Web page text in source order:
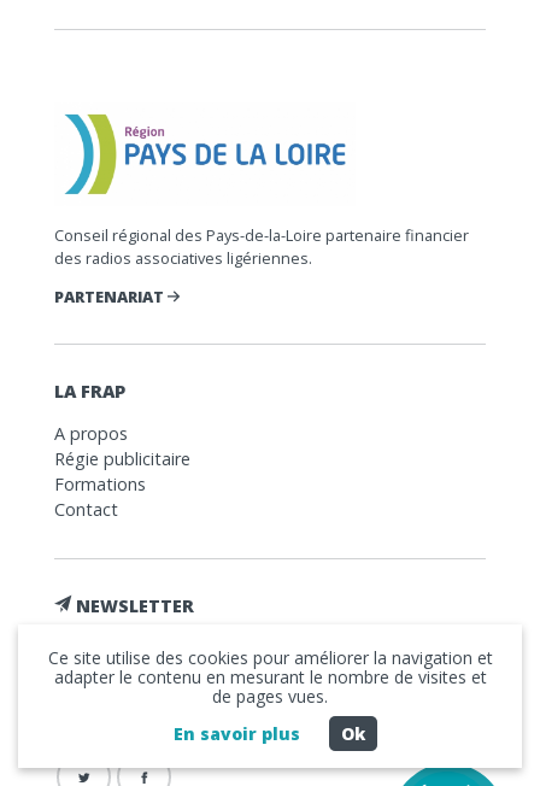
Conseil régional des Pays-de-la-Loire partenaire financier
des radios associatives ligériennes.
PARTENARIAT
LA FRAP
A propos
Régie publicitaire
Formations
Contact
NEWSLETTER
J'ai lu et j'accepte les termes et conditions de la
de confidentialité
Ce site utilise des cookies pour améliorer la navigation et
adapter le contenu en mesurant le nombre de visites et
de pages vues.
En savoir plus
Ok